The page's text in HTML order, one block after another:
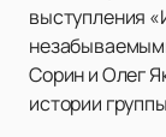
выступления
Сорин и Олег
истории